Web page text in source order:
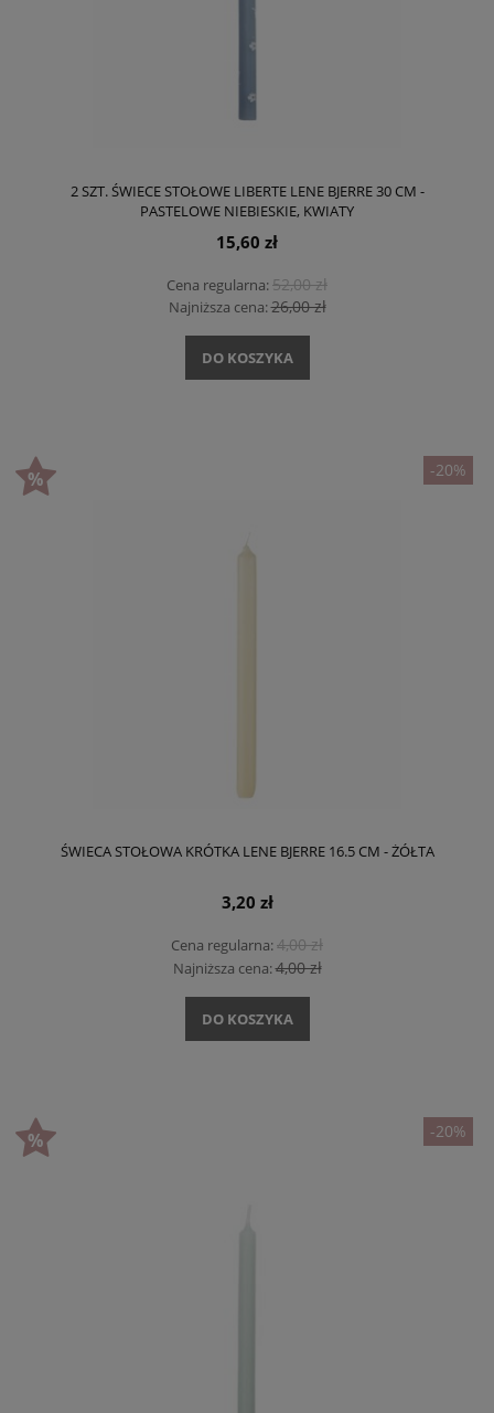
2 SZT. ŚWIECE STOŁOWE LIBERTE LENE BJERRE 30 CM -
PASTELOWE NIEBIESKIE, KWIATY
15,60 zł
Cena regularna:52,00 zł
Najniższa cena:26,00 zł
DO KOSZYKA
ŚWIECA STOŁOWA KRÓTKA LENE BJERRE 16.5 CM - ŻÓŁTA
3,20 zł
Cena regularna:4,00 zł
Najniższa cena:4,00 zł
DO KOSZYKA
-20%
-20%